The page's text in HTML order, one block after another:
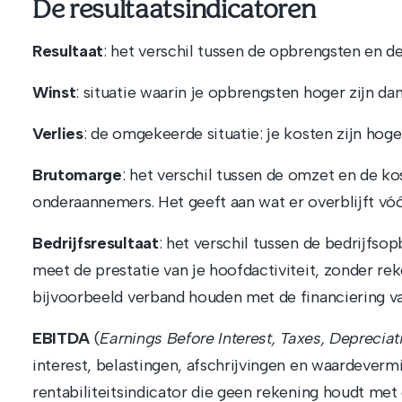
De resultaatsindicatoren
Resultaat: het verschil tussen de opbrengsten en
Winst: situatie waarin je opbrengsten hoger zijn
Verlies: de omgekeerde situatie: je kosten zijn
Brutomarge: het verschil tussen de omzet en de
onderaannemers. Het geeft aan wat er overblijft
Bedrijfsresultaat: het verschil tussen de
meet de prestatie van je hoofdactiviteit, zonder
bijvoorbeeld verband houden met de financiering
EBITDA (Earnings Before Interest, Taxes,
interest, belastingen, afschrijvingen en
rentabiliteitsindicator die geen rekening houdt